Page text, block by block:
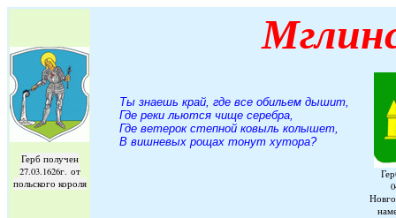
Герб получен
27.03.1626г. от
польского короля
Ты знаешь край, где все обильем дышит,
Где реки льются чище серебра,
Где ветерок степной ковыль колышет,
В вишневых рощах тонут хутора?